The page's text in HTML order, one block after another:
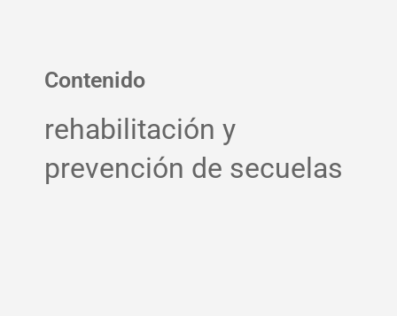
Contenido
rehabilitación y
prevención de secuelas